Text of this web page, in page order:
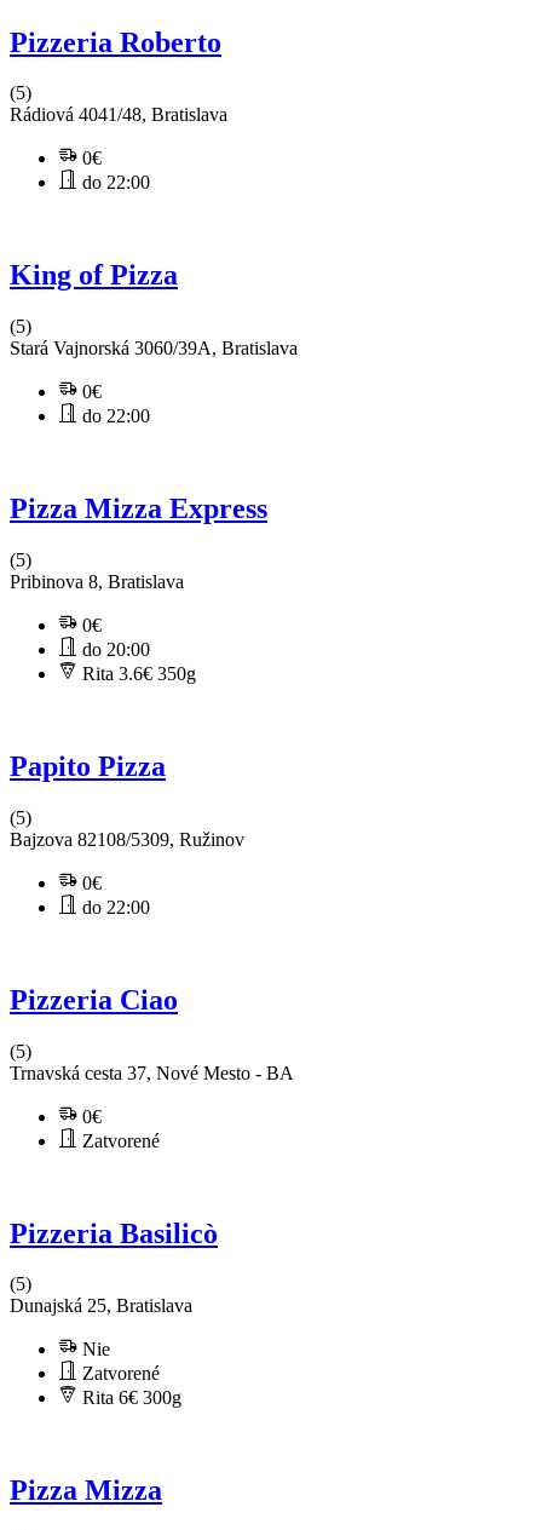
Pizzeria Roberto
(5)
Rádiová 4041/48, Bratislava
0€
do 22:00
King of Pizza
(5)
Stará Vajnorská 3060/39A, Bratislava
0€
do 22:00
Pizza Mizza Express
(5)
Pribinova 8, Bratislava
0€
do 20:00
Rita 3.6€ 350g
Papito Pizza
(5)
Bajzova 82108/5309, Ružinov
0€
do 22:00
Pizzeria Ciao
(5)
Trnavská cesta 37, Nové Mesto - BA
0€
Zatvorené
Pizzeria Basilicò
(5)
Dunajská 25, Bratislava
Nie
Zatvorené
Rita 6€ 300g
Pizza Mizza